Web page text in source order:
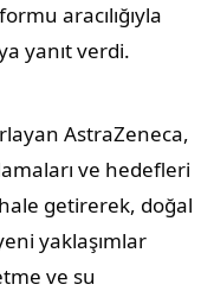
aracılığıyla
yanıt verdi.
AstraZeneca,
ve hedefleri
getirerek, doğal
yaklaşımlar
ve su